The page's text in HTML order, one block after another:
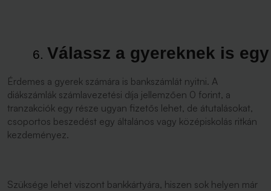
Válassz a gyereknek is
Érdemes a gyerek számára is bankszámlát nyitni. A
diákszámlák számlavezetési díja jellemzően 0 forint, a
tranzakciók egy része ugyan fizetős lehet, de átutalásokat,
csoportos beszedést egy általános vagy középiskolás ritkán
kezdeményez.
Szüksége lehet viszont bankkártyára, hiszen sok helyen már